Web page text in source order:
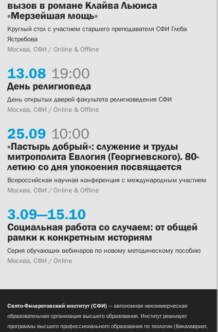
вызов в романе Клайва Льюиса
«Мерзейшая мощь»
Круглый стол с участием старшего преподавателя СФИ Глеба
Ястребова
Москва, СФИ / Online & Offline
13.08 19:00
День религиоведа
День открытых дверей факультета религиоведения СФИ
Москва, СФИ / Online & Offline
25.09 10:00
«Пастырь добрый»: служение и труды
митрополита Евлогия (Георгиевского). 80-
летию со дня упокоения посвящается
Всероссийская научная конференция с международным участием
Москва, СФИ / Online & Offline
3.09—15.10
Социальная работа со случаем: от общей
рамки к конкретным историям
Серия обучающих вебинаров по новому методическому пособию
Москва, СФИ / Online
Свято-Филаретовский институт (СФИ) — автономная некоммерческая
образовательная организация высшего образования. Институт реализует
программы высшего профессионального образования по теологии (бакалавриат,